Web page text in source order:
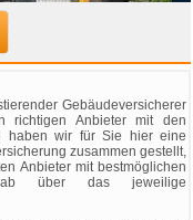
Gebäudeversicherer
richtigen Anbieter mit den
haben wir für Sie hier eine
zusammen gestellt,
Anbieter mit bestmöglichen
über das jeweilige